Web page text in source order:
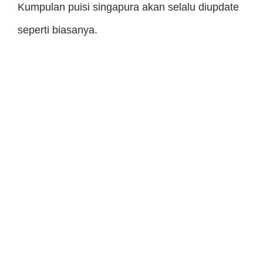
Kumpulan puisi singapura akan selalu diupdate
seperti biasanya.